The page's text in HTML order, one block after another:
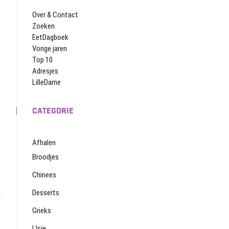
Over & Contact
Zoeken
EetDagboek
Vorige jaren
Top 10
Adresjes
LilleDame
CATEGORIE
Afhalen
Broodjes
Chinees
Desserts
Grieks